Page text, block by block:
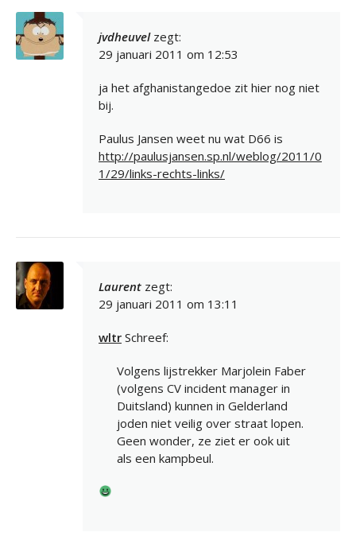
jvdheuvel zegt:
29 januari 2011 om 12:53
ja het afghanistangedoe zit hier nog niet
bij.
Paulus Jansen weet nu wat D66 is
http://paulusjansen.sp.nl/weblog/2011/0
1/29/links-rechts-links/
Laurent zegt:
29 januari 2011 om 13:11
wltr Schreef:
Volgens lijstrekker Marjolein Faber
(volgens CV incident manager in
Duitsland) kunnen in Gelderland
joden niet veilig over straat lopen.
Geen wonder, ze ziet er ook uit
als een kampbeul.